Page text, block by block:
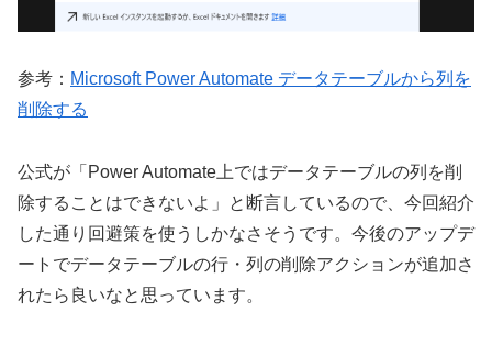
参考： Microsoft Power Automate データテーブルから列を
削除する
公式が「Power Automate上ではデータテーブルの列を削
除することはできないよ」と断言しているので、今回紹介
した通り回避策を使うしかなさそうです。今後のアップデ
ートでデータテーブルの行・列の削除アクションが追加さ
れたら良いなと思っています。